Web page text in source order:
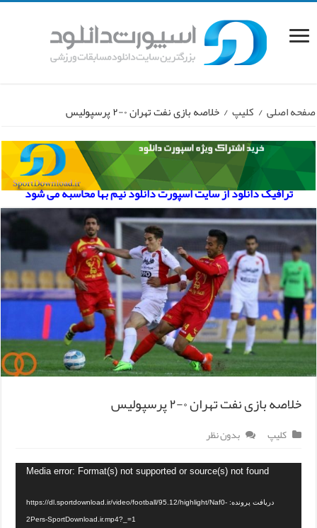
صفحه اصلی / کلیپ / خلاصه بازی نفت تهران ۰-۲ پرسپولیس
ترافیک دانلود از سایت اسپورت دانلود نیم بها محاسبه می شود
خلاصه بازی نفت تهران ۰-۲ پرسپولیس
کلیپ بدون نظر
Media error: Format(s) not supported or source(s) not found
دریافت پرونده: https://dl.sportdownload.ir/video/football/95.12/highlight/Naf0-
2Pers-SportDownload.ir.mp4?_=1